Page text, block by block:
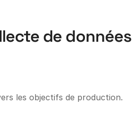
de données
les objectifs de production.